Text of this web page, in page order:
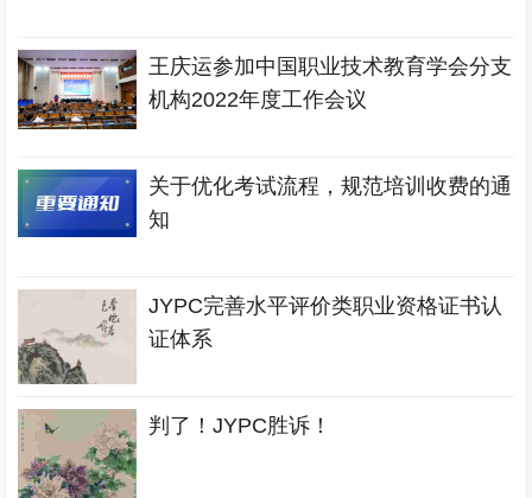
王庆运参加中国职业技术教育学会分支
机构2022年度工作会议
关于优化考试流程，规范培训收费的通
知
JYPC完善水平评价类职业资格证书认
证体系
判了！JYPC胜诉！